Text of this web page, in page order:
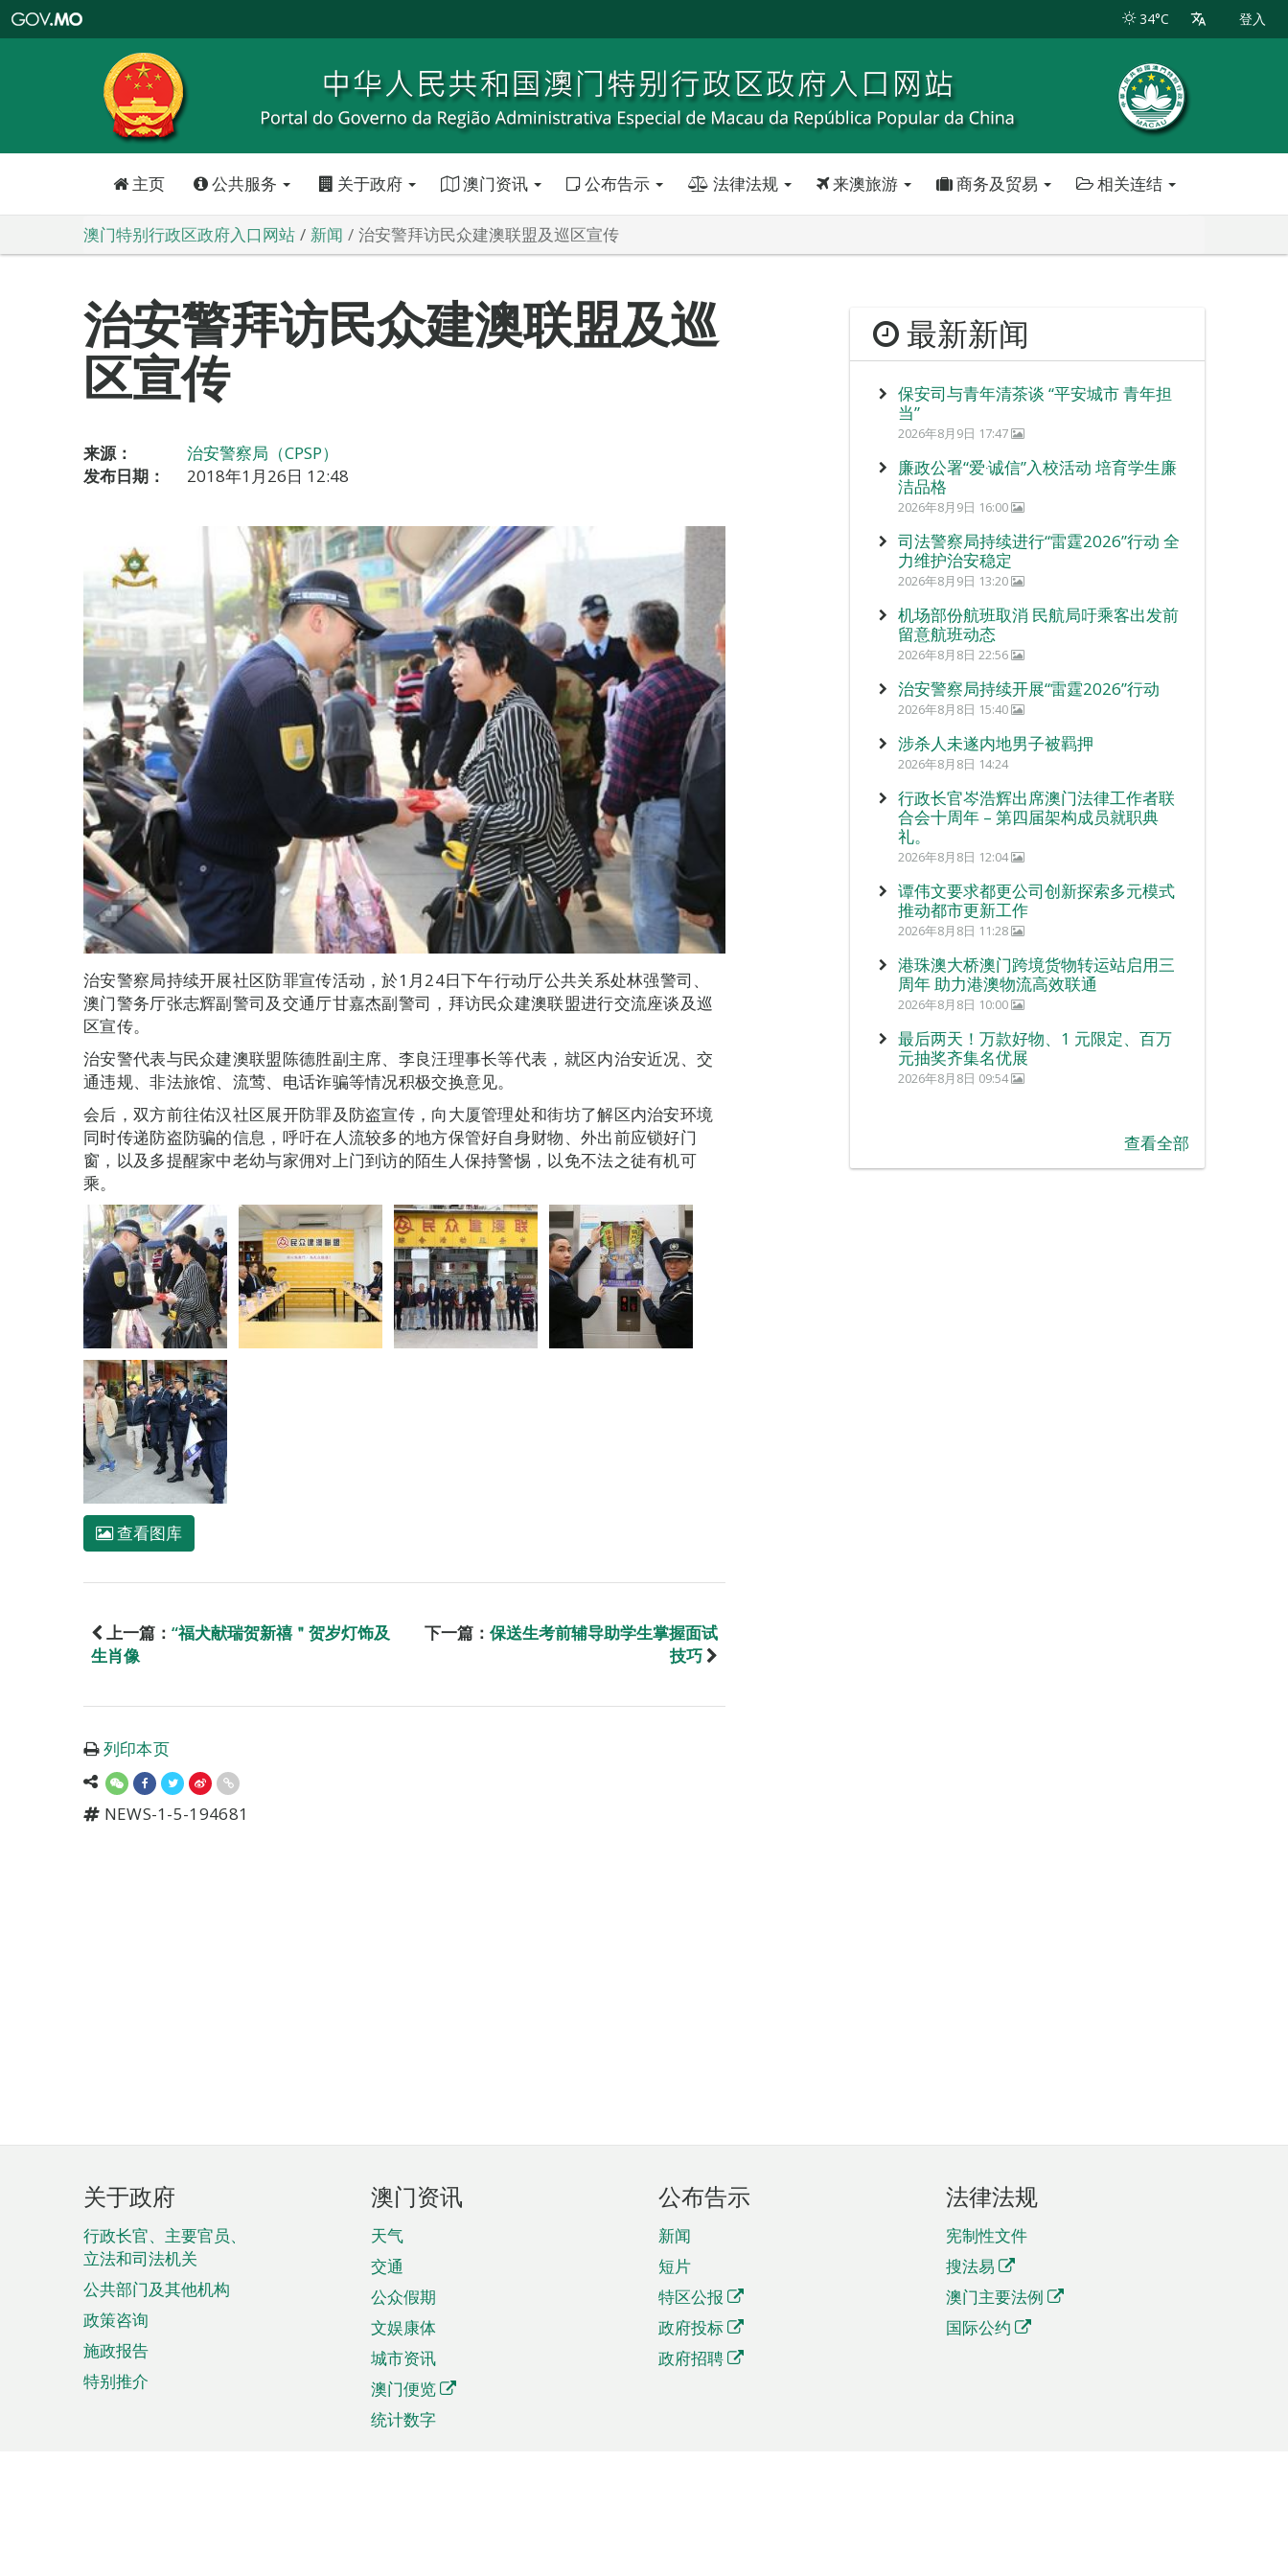
特
政
区
政
口
34°C 登入
主页 公共服务 关于政府 澳门资讯 公布告示 法律法规 来澳旅游 商务及贸易 相关连结
澳门特别行政区政府入口网站 新闻 治安警拜访民众建澳联盟及巡区宣传
治安警拜访民众建澳联盟及巡
区宣传
来源：
治安警察局（CPSP）
发布日期：
2018年1月26日 12:48
治安警察局持续开展社区防罪宣传活动，於1月24日下午行动厅公共关系处林强警司、
澳门警务厅张志辉副警司及交通厅甘嘉杰副警司，拜访民众建澳联盟进行交流座谈及巡
区宣传。
治安警代表与民众建澳联盟陈德胜副主席、李良汪理事长等代表，就区内治安近况、交
通违规、非法旅馆、流莺、电话诈骗等情况积极交换意见。
会后，双方前往佑汉社区展开防罪及防盗宣传，向大厦管理处和街坊了解区内治安环境
同时传递防盗防骗的信息，呼吁在人流较多的地方保管好自身财物、外出前应锁好门
窗，以及多提醒家中老幼与家佣对上门到访的陌生人保持警惕，以免不法之徒有机可
乘。
查看图库
上一篇： “福犬献瑞贺新禧＂贺岁灯饰及
生肖像
下一篇： 保送生考前辅导助学生掌握面试
技巧
列印本页
NEWS-1-5-194681
最新新闻
保安司与青年清茶谈 “平安城市 青年担
当”
2026年8月9日 17:47
廉政公署“爱‧诚信”入校活动 培育学生廉
洁品格
2026年8月9日 16:00
司法警察局持续进行“雷霆2026”行动 全
力维护治安稳定
2026年8月9日 13:20
机场部份航班取消 民航局吁乘客出发前
留意航班动态
2026年8月8日 22:56
治安警察局持续开展“雷霆2026”行动
2026年8月8日 15:40
涉杀人未遂内地男子被羁押
2026年8月8日 14:24
行政长官岑浩辉出席澳门法律工作者联
合会十周年 – 第四届架构成员就职典
礼。
2026年8月8日 12:04
谭伟文要求都更公司创新探索多元模式
推动都市更新工作
2026年8月8日 11:28
港珠澳大桥澳门跨境货物转运站启用三
周年 助力港澳物流高效联通
2026年8月8日 10:00
最后两天！万款好物、1 元限定、百万
元抽奖齐集名优展
2026年8月8日 09:54
查看全部
页
脚
菜
单
关于政府
行政长官、主要官员、
立法和司法机关
公共部门及其他机构
政策咨询
施政报告
特别推介
澳门资讯
天气
交通
公众假期
文娱康体
城市资讯
澳门便览
统计数字
公布告示
新闻
短片
特区公报
政府投标
政府招聘
法律法规
宪制性文件
搜法易
澳门主要法例
国际公约